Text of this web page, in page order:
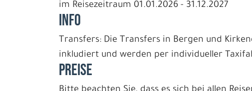
im Reisezeitraum 01.01.2026 - 31.12.2027
INFO
Transfers: Die Transfers in Bergen und
inkludiert und werden per individueller
PREISE